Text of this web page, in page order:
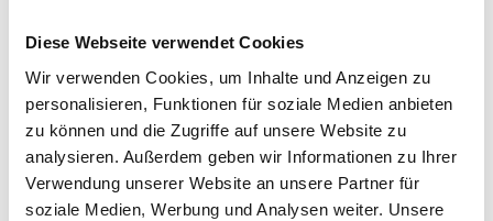
Diese Webseite verwendet Cookies
Wir verwenden Cookies, um Inhalte und Anzeigen zu
personalisieren, Funktionen für soziale Medien anbieten
zu können und die Zugriffe auf unsere Website zu
analysieren. Außerdem geben wir Informationen zu Ihrer
Verwendung unserer Website an unsere Partner für
soziale Medien, Werbung und Analysen weiter. Unsere
Colored stone
garnet
The matching pieces